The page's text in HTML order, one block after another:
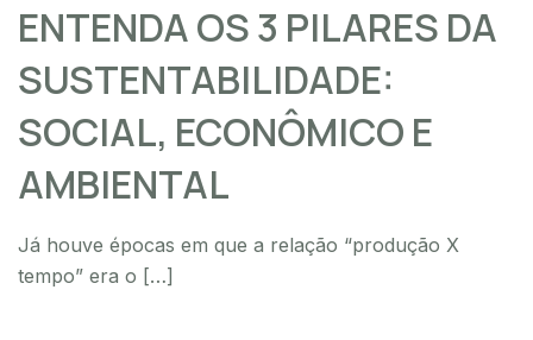
ENTENDA OS 3 PILARES DA
SUSTENTABILIDADE:
SOCIAL, ECONÔMICO E
AMBIENTAL
Já houve épocas em que a relação “produção X
tempo” era o […]